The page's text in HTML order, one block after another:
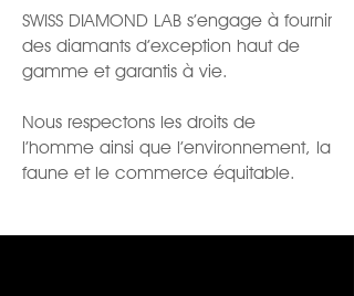
SWISS DIAMOND LAB s’engage à fournir
des diamants d’exception haut de
gamme et garantis à vie.
Nous respectons les droits de
l’homme ainsi que l’environnement, la
faune et le commerce équitable.